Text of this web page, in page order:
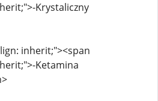
Krystaliczny
inherit;"><span
Ketamina